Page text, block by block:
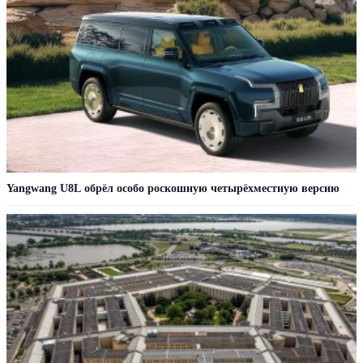
Yangwang U8L обрёл особо роскошную четырёхместную версию